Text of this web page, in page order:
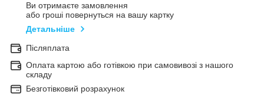
Ви отримаєте замовлення
або гроші повернуться на вашу картку
Детальніше
Післяплата
Оплата картою або готівкою при самовивозі з нашого
складу
Безготівковий розрахунок